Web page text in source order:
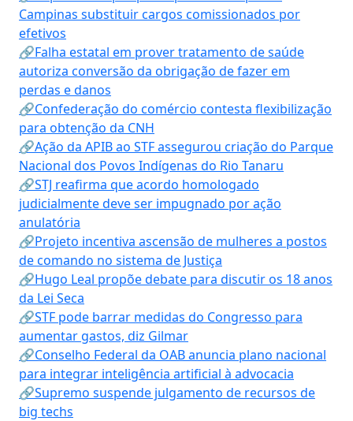
Campinas substituir cargos comissionados por
efetivos
🔗Falha estatal em prover tratamento de saúde
autoriza conversão da obrigação de fazer em
perdas e danos
🔗Confederação do comércio contesta flexibilização
para obtenção da CNH
🔗Ação da APIB ao STF assegurou criação do Parque
Nacional dos Povos Indígenas do Rio Tanaru
🔗STJ reafirma que acordo homologado
judicialmente deve ser impugnado por ação
anulatória
🔗Projeto incentiva ascensão de mulheres a postos
de comando no sistema de Justiça
🔗Hugo Leal propõe debate para discutir os 18 anos
da Lei Seca
🔗STF pode barrar medidas do Congresso para
aumentar gastos, diz Gilmar
🔗Conselho Federal da OAB anuncia plano nacional
para integrar inteligência artificial à advocacia
🔗Supremo suspende julgamento de recursos de
big techs